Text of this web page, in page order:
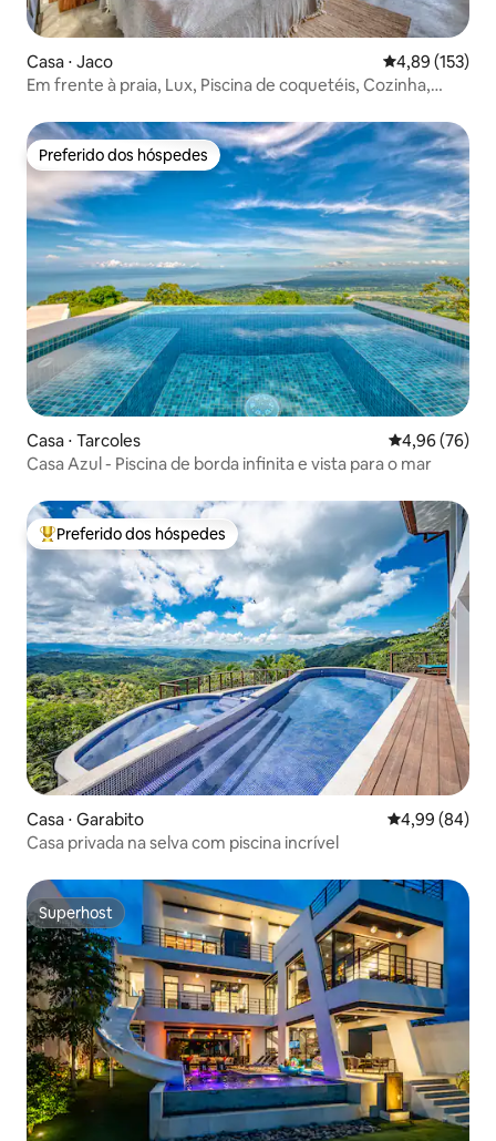
Casa ⋅ Jaco 4,89 de uma
4,89 (153)
Em frente à praia, Lux, Piscina de coquetéis, Cozinha,
Preferido dos hóspedes
Preferido dos hóspedes
Casa ⋅ Tarcoles 4,96 de uma
4,96 (76)
Casa Azul - Piscina de borda infinita e vista para o mar
Entre os melhores preferidos dos hóspedes
Preferido dos hóspedes
Casa ⋅ Garabito 4,99 de uma
4,99 (84)
Casa privada na selva com piscina incrível
Superhost
Superhost